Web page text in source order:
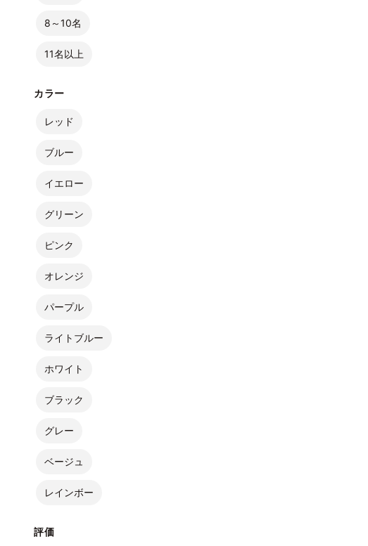
8～10名
11名以上
カラー
レッド
ブルー
イエロー
グリーン
ピンク
オレンジ
パープル
ライトブルー
ホワイト
ブラック
グレー
ベージュ
レインボー
評価